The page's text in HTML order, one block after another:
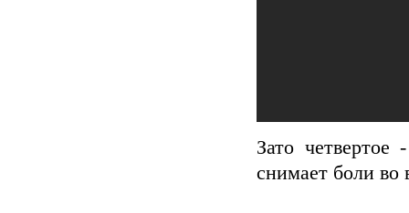
Зато
снимает боли во